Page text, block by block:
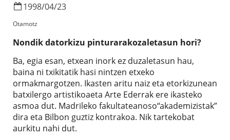
1998/04/23
Otamotz
Nondik datorkizu pinturarakozaletasun hori?
Ba, egia esan, etxean inork ez duzaletasun hau,
baina ni txikitatik hasi nintzen etxeko
ormakmargotzen. Ikasten aritu naiz eta etorkizunean
batxilergo artistikoaeta Arte Ederrak ere ikasteko
asmoa dut. Madrileko fakultateanoso“akademizistak”
dira eta Bilbon guztiz kontrakoa. Nik tartekobat
aurkitu nahi dut.